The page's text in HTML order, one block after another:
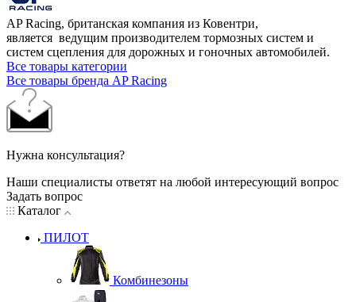
AP Racing, британская компания из Ковентри,
является ведущим производителем тормозных систем и
систем сцепления для дорожных и гоночных автомобилей.
Все товары категории
Все товары бренда AP Racing
Нужна консультация?
Наши специалисты ответят на любой интересующий вопрос
Задать вопрос
Каталог
ПИЛОТ
Комбинезоны